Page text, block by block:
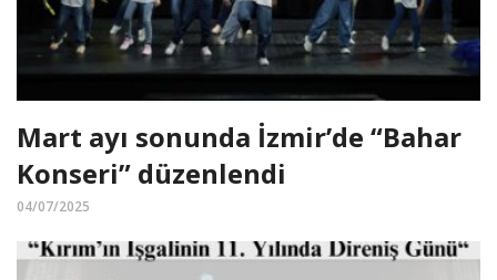
Mart ayı sonunda İzmir’de “Bahar
Konseri” düzenlendi
04/07/2025